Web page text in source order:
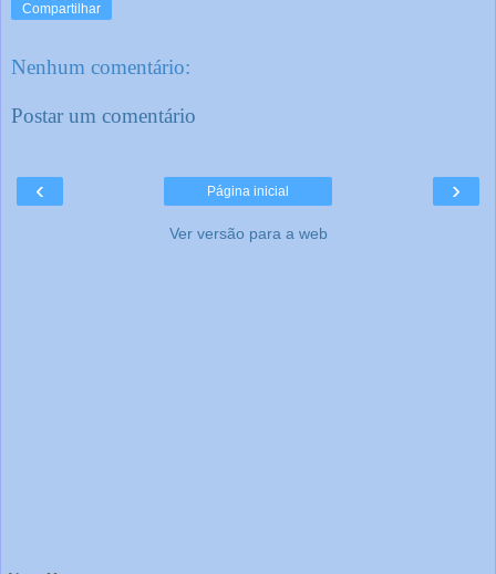
Compartilhar
Nenhum comentário:
Postar um comentário
‹ ›
Página inicial
Ver versão para a web